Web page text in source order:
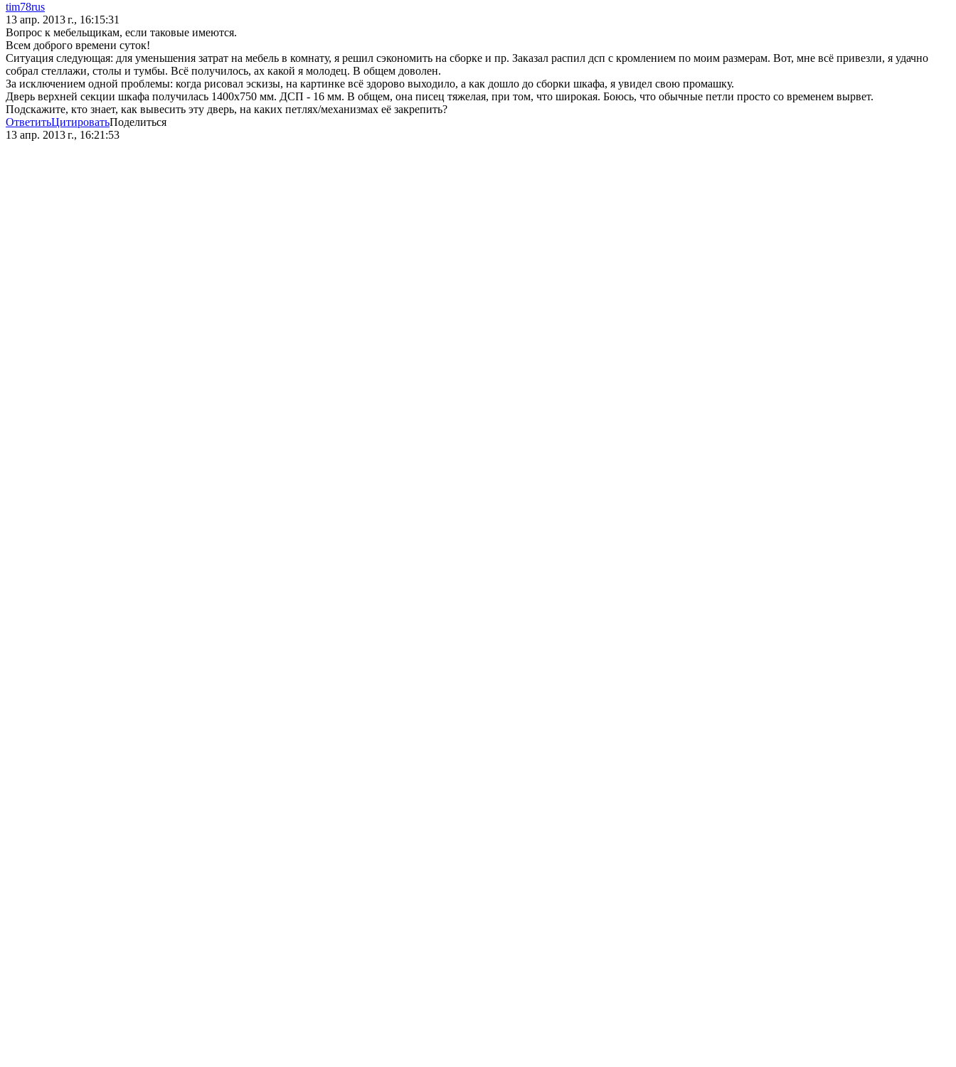
tim78rus
13 апр. 2013 г., 16:15:31
Вопрос к мебельщикам, если таковые имеются.
Всем доброго времени суток!
Ситуация следующая: для уменьшения затрат на мебель в комнату, я решил сэкономить на сборке и пр. Заказал распил дсп с кромлением по моим размерам. Вот, мне всё привезли, я удачно
собрал стеллажи, столы и тумбы. Всё получилось, ах какой я молодец. В общем доволен.
За исключением одной проблемы: когда рисовал эскизы, на картинке всё здорово выходило, а как дошло до сборки шкафа, я увидел свою промашку.
Дверь верхней секции шкафа получилась 1400х750 мм. ДСП - 16 мм. В общем, она писец тяжелая, при том, что широкая. Боюсь, что обычные петли просто со временем вырвет.
Подскажите, кто знает, как вывесить эту дверь, на каких петлях/механизмах её закрепить?
ОтветитьЦитироватьПоделиться
13 апр. 2013 г., 16:21:53